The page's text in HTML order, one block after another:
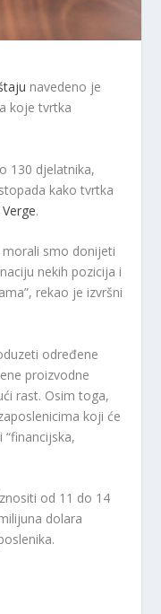
navedeno je
koje tvrtka
130 djelatnika,
kako tvrtka
.
morali smo donijeti
nekih pozicija i
rekao je izvršni
određene
proizvodne
rast. Osim toga,
koji će
od 11 do 14
dolara